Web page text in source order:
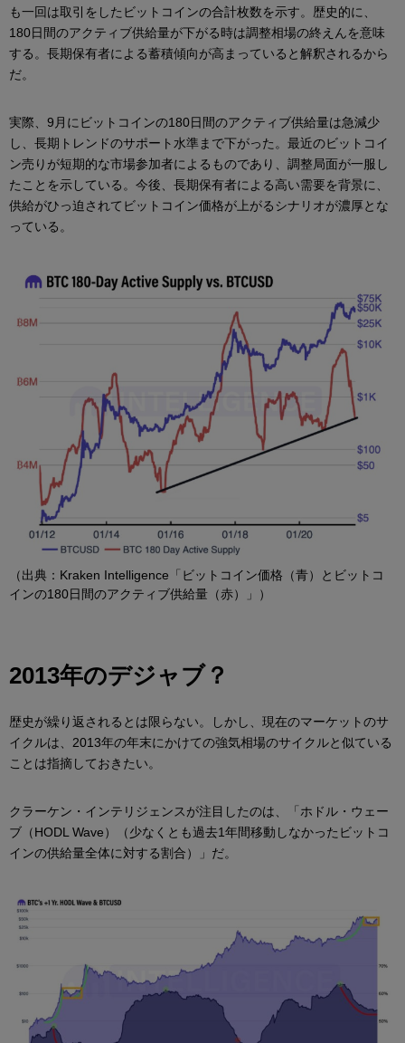
も一回は取引をしたビットコインの合計枚数を示す。歴史的に、
180日間のアクティブ供給量が下がる時は調整相場の終えんを意味
する。長期保有者による蓄積傾向が高まっていると解釈されるから
だ。
実際、9月にビットコインの180日間のアクティブ供給量は急減少
し、長期トレンドのサポート水準まで下がった。最近のビットコイ
ン売りが短期的な市場参加者によるものであり、調整局面が一服し
たことを示している。今後、長期保有者による高い需要を背景に、
供給がひっ迫されてビットコイン価格が上がるシナリオが濃厚とな
っている。
（出典：Kraken Intelligence「ビットコイン価格（青）とビットコ
インの180日間のアクティブ供給量（赤）」）
2013年のデジャブ？
歴史が繰り返されるとは限らない。しかし、現在のマーケットのサ
イクルは、2013年の年末にかけての強気相場のサイクルと似ている
ことは指摘しておきたい。
クラーケン・インテリジェンスが注目したのは、「ホドル・ウェー
ブ（HODL Wave）（少なくとも過去1年間移動しなかったビットコ
インの供給量全体に対する割合）」だ。